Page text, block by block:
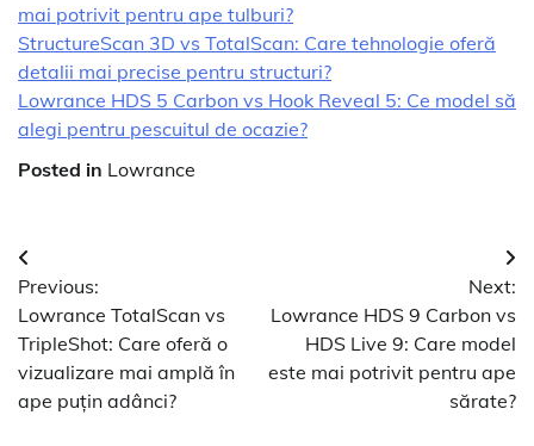
mai potrivit pentru ape tulburi?
StructureScan 3D vs TotalScan: Care tehnologie oferă
detalii mai precise pentru structuri?
Lowrance HDS 5 Carbon vs Hook Reveal 5: Ce model să
alegi pentru pescuitul de ocazie?
Posted in Lowrance
Navigare
în
articole
Previous:
Lowrance TotalScan vs
TripleShot: Care oferă o
vizualizare mai amplă în
ape puțin adânci?
Next:
Lowrance HDS 9 Carbon vs
HDS Live 9: Care model
este mai potrivit pentru ape
sărate?